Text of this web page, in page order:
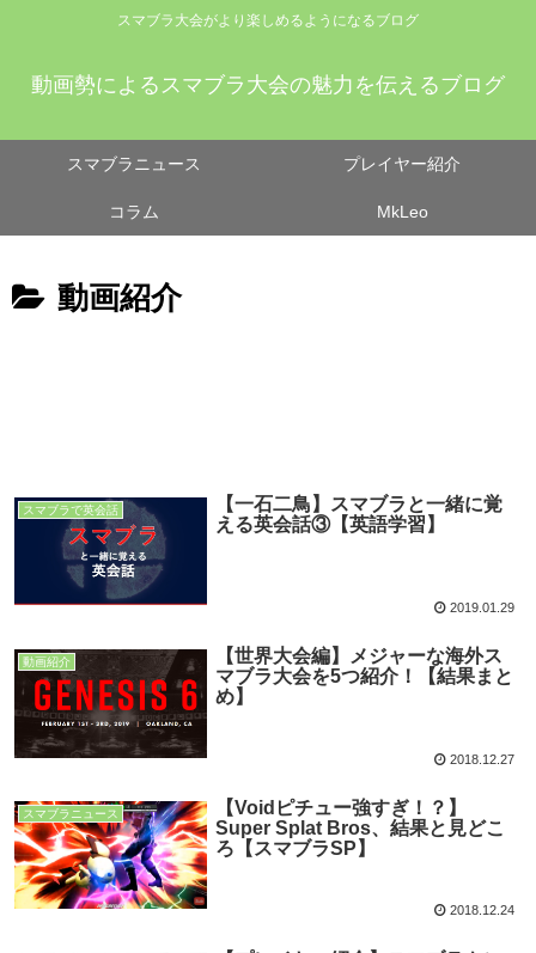
スマブラ大会がより楽しめるようになるブログ
動画勢によるスマブラ大会の魅力を伝えるブログ
スマブラニュース プレイヤー紹介
コラム MkLeo
動画紹介
スマブラで英会話
【一石二鳥】スマブラと一緒に覚
える英会話③【英語学習】
2019.01.29
動画紹介
【世界大会編】メジャーな海外ス
マブラ大会を5つ紹介！【結果まと
め】
2018.12.27
スマブラニュース
【Voidピチュー強すぎ！？】
Super Splat Bros、結果と見どこ
ろ【スマブラSP】
2018.12.24